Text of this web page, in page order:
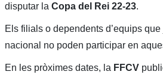
disputar la Copa del Rei 22-23.
Els filials o dependents d’equips
nacional no poden participar en
En les pròximes dates, la FFCV